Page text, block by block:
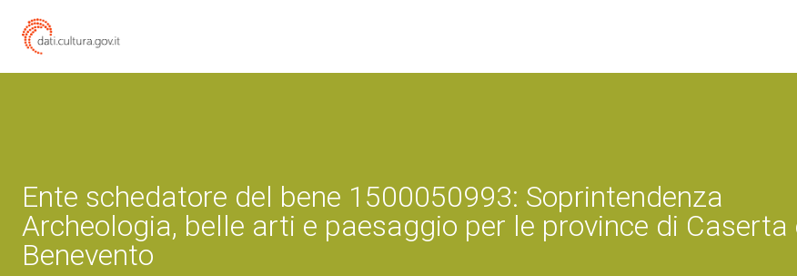
Ente schedatore del bene 1500050993: Soprintendenza
Archeologia, belle arti e paesaggio per le province di Caserta
Benevento